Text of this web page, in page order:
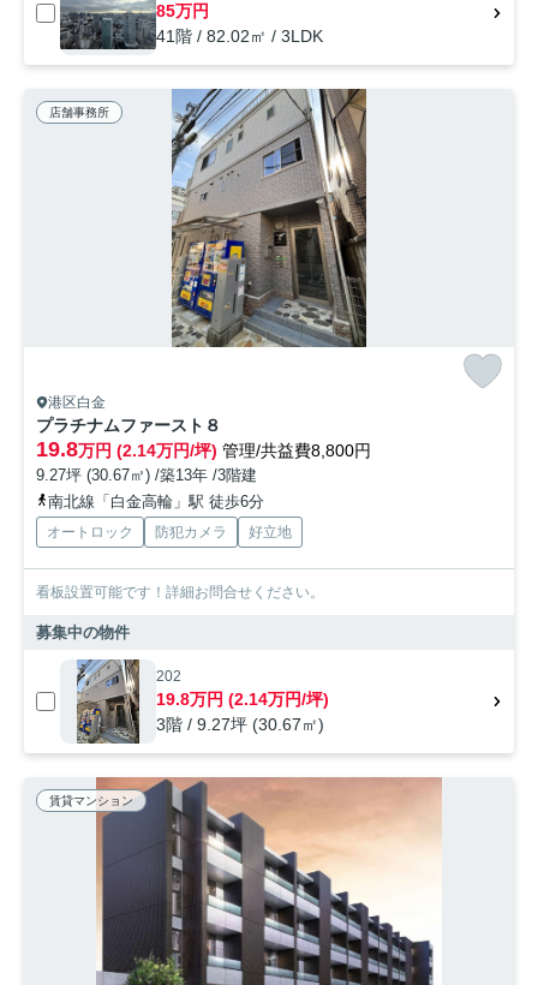
85万円
41階 / 82.02㎡ / 3LDK
店舗事務所
港区白金
プラチナムファースト８
19.8万円 (2.14万円/坪) 管理/共益費8,800円
9.27坪 (30.67㎡) /築13年 /3階建
南北線「白金高輪」駅 徒歩6分
オートロック 防犯カメラ 好立地
看板設置可能です！詳細お問合せください。
募集中の物件
202
19.8万円 (2.14万円/坪)
3階 / 9.27坪 (30.67㎡)
賃貸マンション